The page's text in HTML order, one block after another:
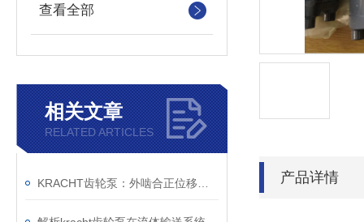
查看全部
相关文章
RELATED ARTICLES
产品详情